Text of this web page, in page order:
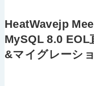
HeatWavejp
MySQL 8.0
&マイグレーシ